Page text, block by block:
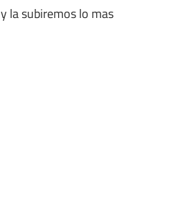
y la subiremos lo mas